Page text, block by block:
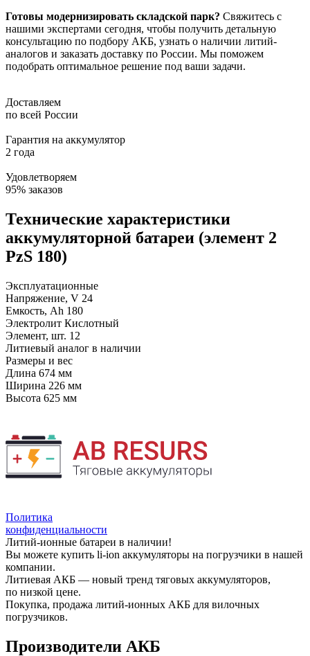
Готовы модернизировать складской парк? Свяжитесь с
нашими экспертами сегодня, чтобы получить детальную
консультацию по подбору АКБ, узнать о наличии литий-
аналогов и заказать доставку по России. Мы поможем
подобрать оптимальное решение под ваши задачи.
Доставляем
по всей России
Гарантия на аккумулятор
2 года
Удовлетворяем
95% заказов
Технические характеристики
аккумуляторной батареи (элемент 2
PzS 180)
Эксплуатационные
Напряжение, V 24
Емкость, Ah 180
Электролит Кислотный
Элемент, шт. 12
Литиевый аналог в наличии
Размеры и вес
Длина 674 мм
Ширина 226 мм
Высота 625 мм
Политика
конфиденциальности
Литий-ионные батареи в наличии!
Вы можете купить li-ion аккумуляторы на погрузчики в нашей
компании.
Литиевая АКБ — новый тренд тяговых аккумуляторов,
по низкой цене.
Покупка, продажа литий-ионных АКБ для вилочных
погрузчиков.
Производители АКБ